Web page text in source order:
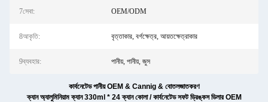
7সেবা: OEM/ODM
8আকৃতি: বৃত্তাকার, বর্গক্ষেত্র, আয়তক্ষেত্রাকার
9ব্যবহার: পানীয়, পানীয়, জুস
কার্বনেটেড পানীয় OEM & Cannig & বোতলজাতকরণ
ক্যান অ্যালুমিনিয়াম ক্যান 330ml * 24 ক্যান কোলা / কার্বনেটেড সফট ড্রিঙ্কস ডিলার OEM